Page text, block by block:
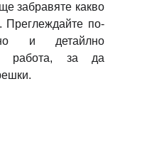
забравяте какво
Преглеждайте по-
и детайлно
работа, за да